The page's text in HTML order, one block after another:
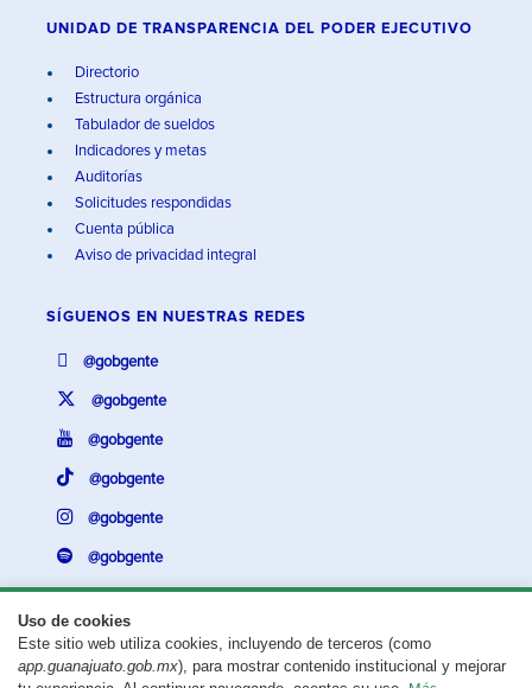
Uso de cookies
Este sitio web utiliza cookies, incluyendo de terceros (como
app.guanajuato.gob.mx), para mostrar contenido institucional y mejorar
UNIDAD DE TRANSPARENCIA DEL PODER EJECUTIVO
Directorio
Estructura orgánica
Tabulador de sueldos
Indicadores y metas
Auditorías
Solicitudes respondidas
Cuenta pública
Aviso de privacidad integral
SÍGUENOS EN NUESTRAS REDES
@gobgente
@gobgente
@gobgente
@gobgente
@gobgente
@gobgente
¿Existe algún problema con esta página?Repórtalo aquí.